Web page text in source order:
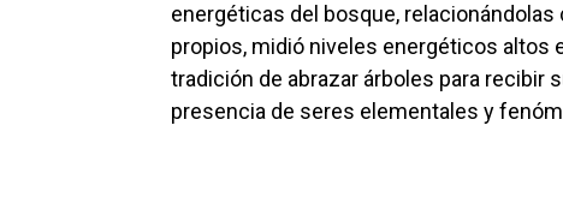
energéticas del bosque, relacionándolas
propios, midió niveles energéticos altos
tradición de abrazar árboles para recibir
presencia de seres elementales y